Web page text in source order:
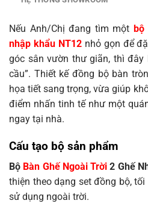
Nếu Anh/Chị đang tìm một
nhập khẩu NT12nhỏ gọn để
góc sân vườn thư giãn, thì đây
cầu”. Thiết kế đồng bộ bàn
họa tiết sang trọng, vừa giúp
điểm nhấn tinh tế như một
ngay tại nhà.
Cấu tạo bộ sản phẩm
Bộ Bàn Ghế Ngoài Trời 2 Ghế
thiện theo dạng set đồng bộ,
sử dụng ngoài trời.